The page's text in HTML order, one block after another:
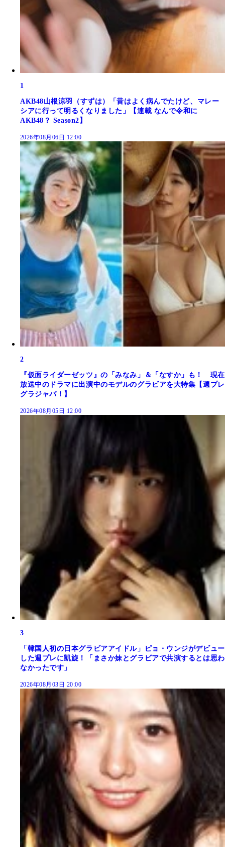
1
AKB48山根涼羽（すずは）「昔はよく病んでたけど、マレー
シアに行って明るくなりました」【連載 なんで令和に
AKB48？ Season2】
2026年08月06日 12:00
2
『仮面ライダーゼッツ』の「みなみ」＆「なすか」も！ 現在
放送中のドラマに出演中のモデルのグラビアを大特集【週プレ
グラジャパ！】
2026年08月05日 12:00
3
「韓国人初の日本グラビアアイドル」ピョ・ウンジがデビュー
した週プレに凱旋！「まさか妹とグラビアで共演するとは思わ
なかったです」
2026年08月03日 20:00